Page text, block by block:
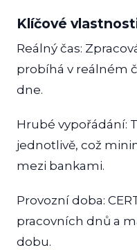
Klíčové
Reálný čas:
probíhá v reálném
dne.
Hrubé vypořádání:
jednotlivě, což
mezi bankami.
Provozní doba:
pracovních dnů a
dobu.